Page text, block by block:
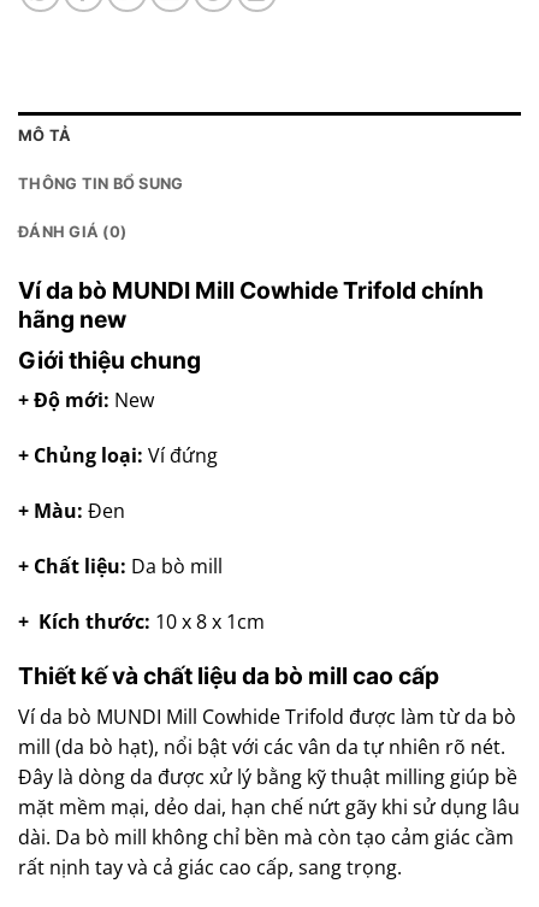
MÔ TẢ
THÔNG TIN BỔ SUNG
ĐÁNH GIÁ (0)
Ví da bò MUNDI Mill Cowhide Trifold chính
hãng new
Giới thiệu chung
+ Độ mới: New
+ Chủng loại: Ví đứng
+ Màu: Đen
+ Chất liệu: Da bò mill
+ Kích thước: 10 x 8 x 1cm
Thiết kế và chất liệu da bò mill cao cấp
Ví da bò MUNDI Mill Cowhide Trifold được làm từ da bò
mill (da bò hạt), nổi bật với các vân da tự nhiên rõ nét.
Đây là dòng da được xử lý bằng kỹ thuật milling giúp bề
mặt mềm mại, dẻo dai, hạn chế nứt gãy khi sử dụng lâu
dài. Da bò mill không chỉ bền mà còn tạo cảm giác cầm
rất nịnh tay và cả giác cao cấp, sang trọng.